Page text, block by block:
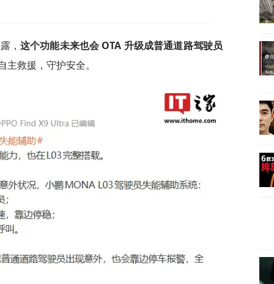
， 这个功能未来也会 OTA 升级成普通道路驾驶员
主救援，守护安全。